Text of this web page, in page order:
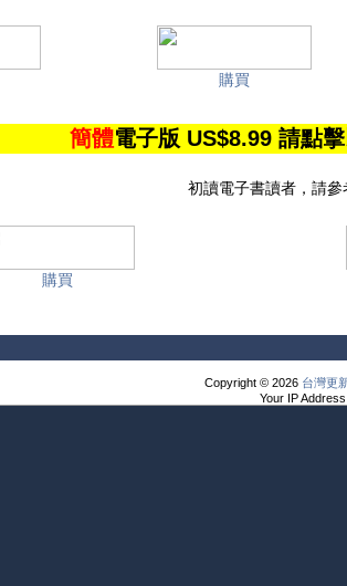
購買
簡體電子版 US$8.99 請點
初讀電子書讀者，請參
購買
Copyright © 2026 台灣更
Your IP